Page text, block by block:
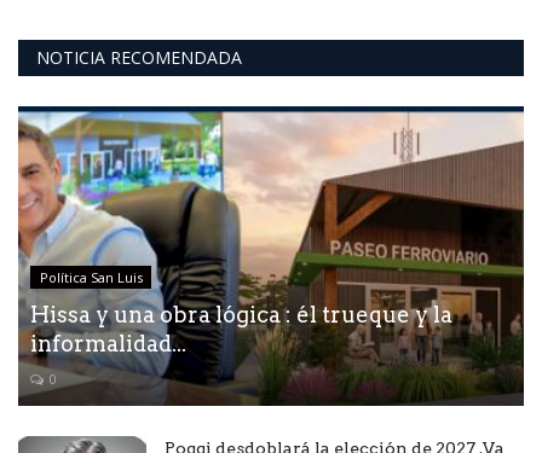
NOTICIA RECOMENDADA
Política San Luis
Hissa y una obra lógica : él trueque y la
informalidad...
0
Poggi desdoblará la elección de 2027 .Va